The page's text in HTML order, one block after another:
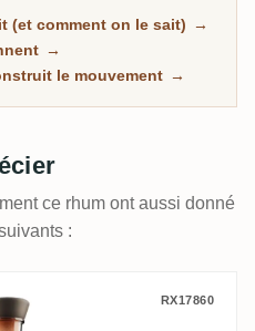
vite, et chaque bouteille
de sucre de la
(et comment on le sait) →
→
le mouvement →
ce rhum ont aussi donné
:
Zodiac Vierge
RX17860